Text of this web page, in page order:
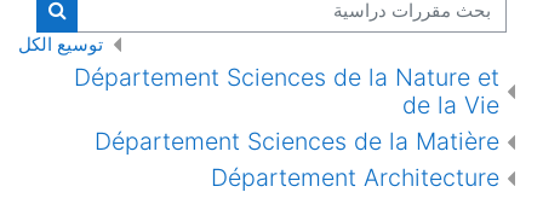
بحث
توسيع الكل
Département Sciences de la Nature et
de la Vie
Département Sciences de la Matière
Département Architecture